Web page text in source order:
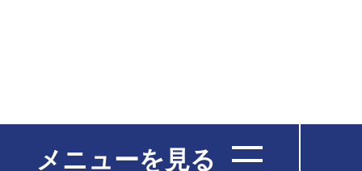
メニューを見る